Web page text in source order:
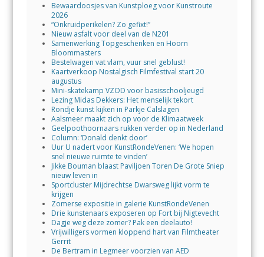
Bewaardoosjes van Kunstploeg voor Kunstroute
2026
“Onkruidperikelen? Zo gefixt!”
Nieuw asfalt voor deel van de N201
Samenwerking Topgeschenken en Hoorn
Bloommasters
Bestelwagen vat vlam, vuur snel geblust!
Kaartverkoop Nostalgisch Filmfestival start 20
augustus
Mini-skatekamp VZOD voor basisschooljeugd
Lezing Midas Dekkers: Het menselijk tekort
Rondje kunst kijken in Parkje Calslagen
Aalsmeer maakt zich op voor de Klimaatweek
Geelpoothoornaars rukken verder op in Nederland
Column: ‘Donald denkt door’
Uur U nadert voor KunstRondeVenen: ‘We hopen
snel nieuwe ruimte te vinden’
Jikke Bouman blaast Paviljoen Toren De Grote Sniep
nieuw leven in
Sportcluster Mijdrechtse Dwarsweg lijkt vorm te
krijgen
Zomerse expositie in galerie KunstRondeVenen
Drie kunstenaars exposeren op Fort bij Nigtevecht
Dagje weg deze zomer? Pak een deelauto!
Vrijwilligers vormen kloppend hart van Filmtheater
Gerrit
De Bertram in Legmeer voorzien van AED